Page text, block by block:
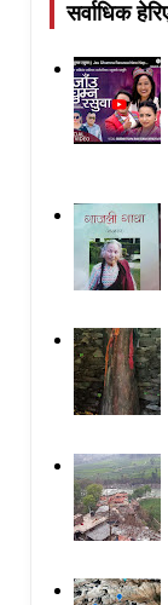
सर्वाधिक